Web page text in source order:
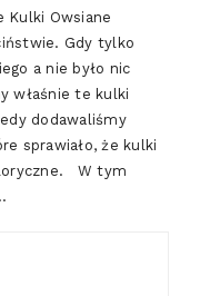
Kulki Owsiane
Gdy tylko
a nie było nic
właśnie te kulki
dodawaliśmy
sprawiało, że kulki
W tym